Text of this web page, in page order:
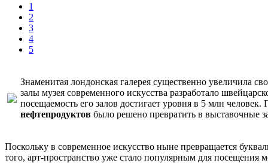
1
2
3
4
5
Знаменитая лондонская галерея существенно увеличила
залы музея современного искусства разработало
посещаемость его залов достигает уровня в 5 млн
нефтепродуктов было решено превратить в выставочные
Поскольку в современное искусство ныне превращается
того, арт-пространство уже стало популярным для посещения